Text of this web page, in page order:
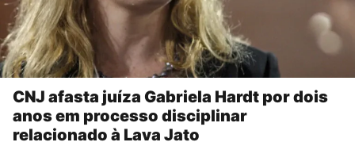
CNJ afasta juíza Gabriela Hardt por dois
anos em processo disciplinar
relacionado à Lava Jato